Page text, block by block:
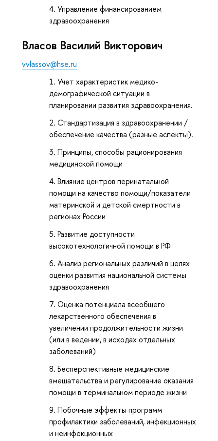
Управление финансированием
здравоохранения
Власов Василий Викторович
vvlassov@hse.ru
Учет характеристик медико-
демографической ситуации в
планировании развития здравоохранения.
Стандартизация в здравоохранении /
обеспечение качества (разные аспекты).
Принципы, способы рационирования
медицинской помощи
Влияние центров перинатальной
помощи на качество помощи/показатели
материнской и детской смертности в
регионах России
Развитие доступности
высокотехнологичной помощи в РФ
Анализ региональных различий в целях
оценки развития национальной системы
здравоохранения
Оценка потенциала всеобщего
лекарственного обеспечения в
увеличении продолжительности жизни
(или в ведении, в исходах отдельных
заболеваний)
Бесперспективные медицинские
вмешательства и регулирование оказания
помощи в терминальном периоде жизни
Побочные эффекты программ
профилактики заболеваний, инфекционных
и неинфекционных